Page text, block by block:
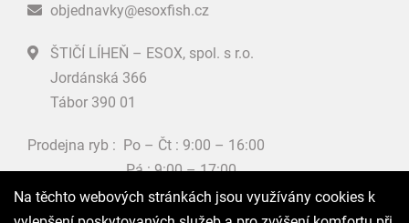
objednavky@esoxfish.cz
ŠTIČÍ LÍHEŇ – ESOX, spol. s r.o.
Jordánská 366
Tábor 390 01
Prodejna ryb : Po – Čt : 9:00 – 16:00
Pá : 9:00 – 17:00
So : 8:00 – 11:00
Ne : Zavřeno
Na těchto webových stránkách jsou využívány cookies k